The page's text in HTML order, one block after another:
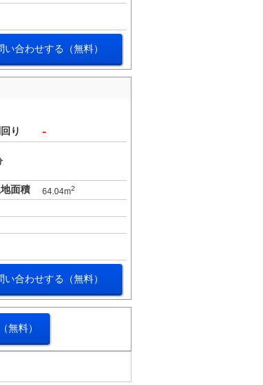
い合わせする（無料）
り -
面積 64.04m2
い合わせする（無料）
無料）